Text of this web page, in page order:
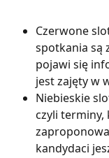
Czerwone
spotkania są
pojawi się
jest zajęty w
Niebieskie
czyli terminy,
kandydaci